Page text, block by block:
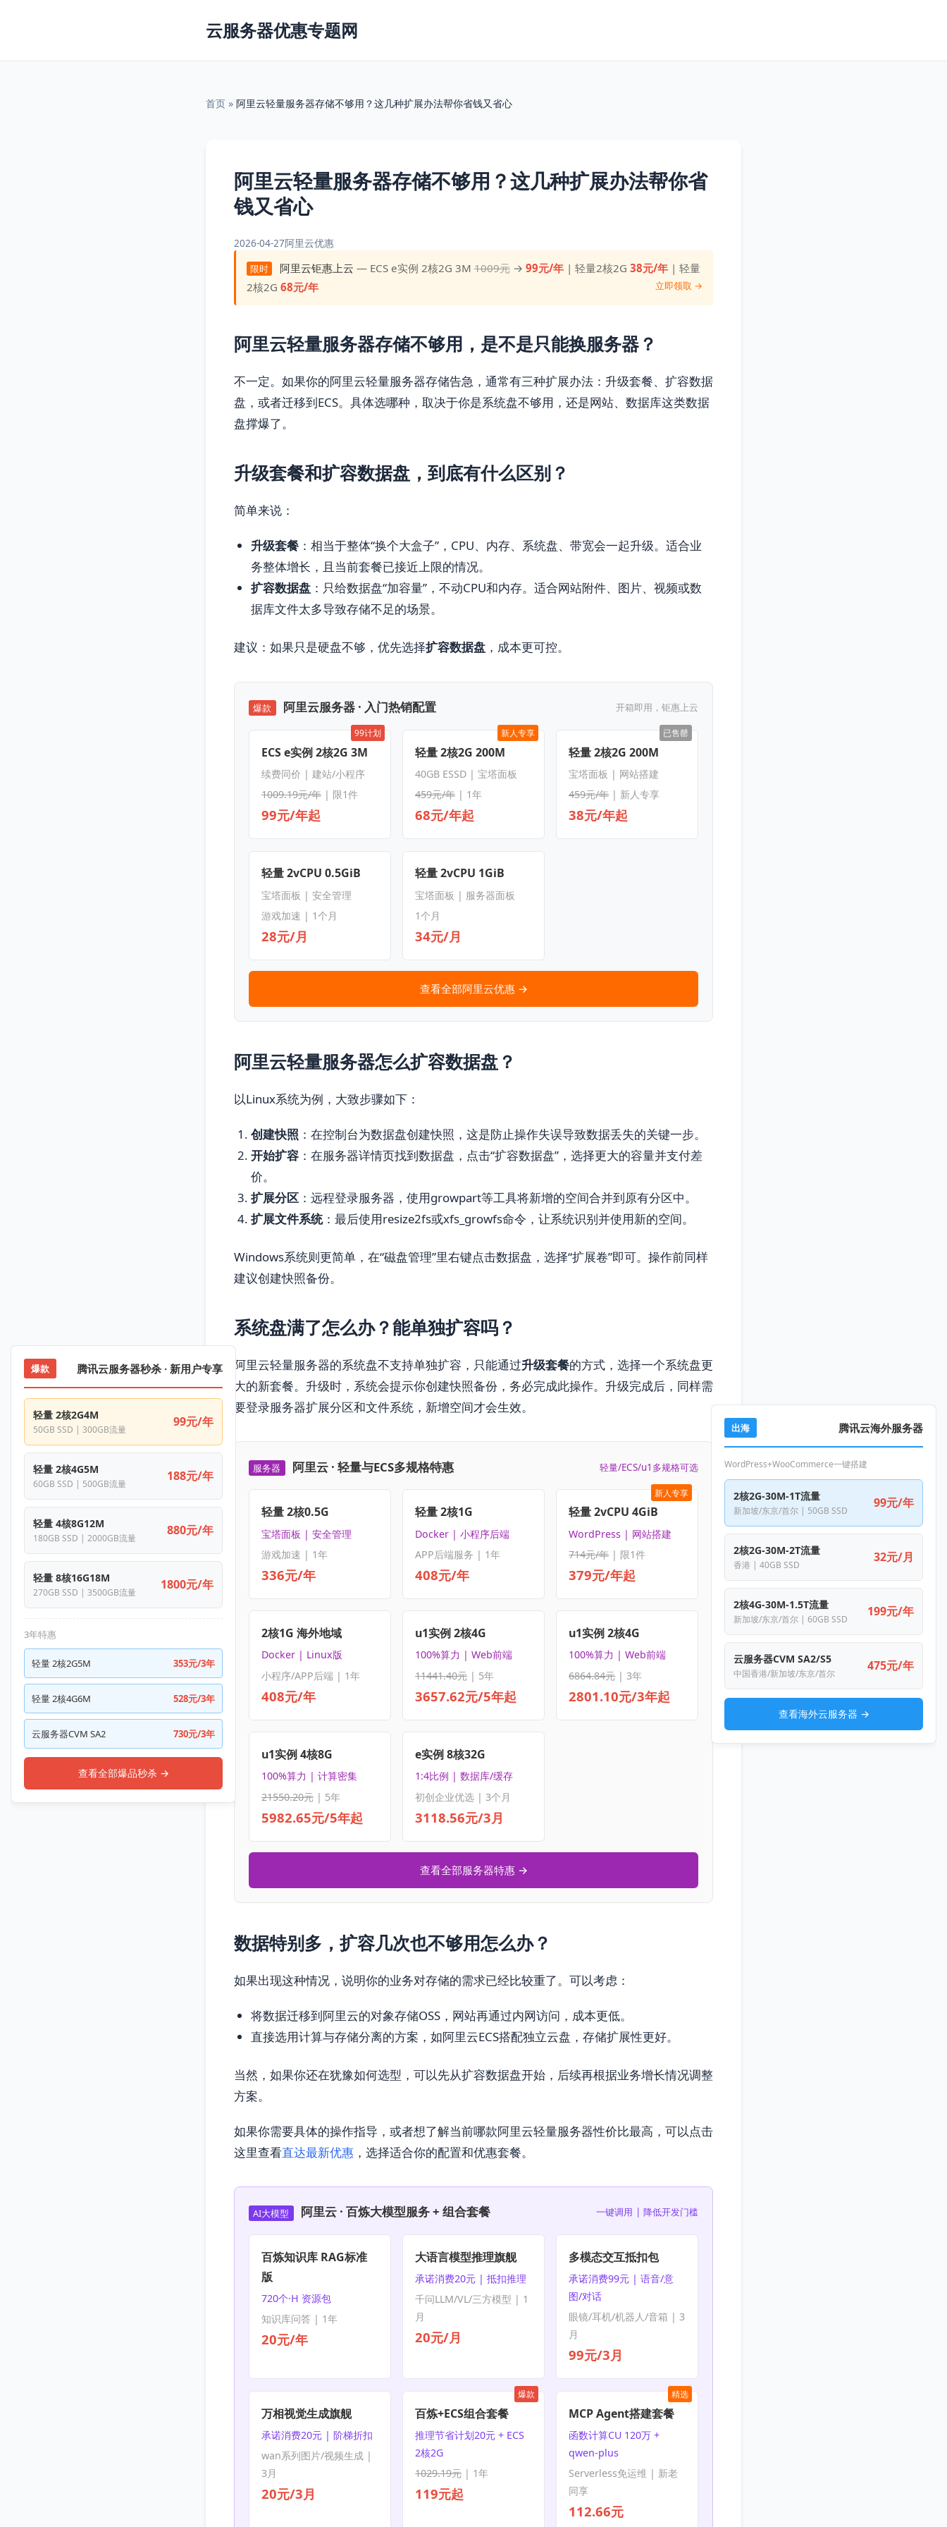
云服务器优惠专题网
首页 » 阿里云轻量服务器存储不够用？这几种扩展办法帮你省钱又省心
阿里云轻量服务器存储不够用？这几种扩展办法帮你省
钱又省心
2026-04-27阿里云优惠
限时 阿里云钜惠上云 — ECS e实例 2核2G 3M 1009元→ 99元/年| 轻量2核2G 38元/年| 轻量
2核2G68元/年 立即领取 →
阿里云轻量服务器存储不够用，是不是只能换服务器？
不一定。如果你的阿里云轻量服务器存储告急，通常有三种扩展办法：升级套餐、扩容数据
盘，或者迁移到ECS。具体选哪种，取决于你是系统盘不够用，还是网站、数据库这类数据
盘撑爆了。
升级套餐和扩容数据盘，到底有什么区别？
简单来说：
升级套餐 ：相当于整体“换个大盒子”，CPU、内存、系统盘、带宽会一起升级。适合业
务整体增长，且当前套餐已接近上限的情况。
扩容数据盘 ：只给数据盘“加容量”，不动CPU和内存。适合网站附件、图片、视频或数
据库文件太多导致存储不足的场景。
建议：如果只是硬盘不够，优先选择扩容数据盘 ，成本更可控。
爆款 阿里云服务器 · 入门热销配置 开箱即用，钜惠上云
99计划
ECS e实例 2核2G 3M
续费同价 | 建站/小程序
1009.19元/年| 限1件
99元/年起
新人专享
轻量 2核2G 200M
40GB ESSD | 宝塔面板
459元/年 | 1年
68元/年起
已售罄
轻量 2核2G 200M
宝塔面板 | 网站搭建
459元/年| 新人专享
38元/年起
轻量 2vCPU 0.5GiB
宝塔面板 | 安全管理
游戏加速 | 1个月
28元/月
轻量 2vCPU 1GiB
宝塔面板 | 服务器面板
1个月
34元/月
查看全部阿里云优惠 →
阿里云轻量服务器怎么扩容数据盘？
以Linux系统为例，大致步骤如下：
创建快照 ：在控制台为数据盘创建快照，这是防止操作失误导致数据丢失的关键一步。
开始扩容 ：在服务器详情页找到数据盘，点击“扩容数据盘”，选择更大的容量并支付差
价。
扩展分区 ：远程登录服务器，使用growpart等工具将新增的空间合并到原有分区中。
扩展文件系统：最后使用resize2fs或xfs_growfs命令，让系统识别并使用新的空间。
Windows系统则更简单，在“磁盘管理”里右键点击数据盘，选择“扩展卷”即可。操作前同样
建议创建快照备份。
系统盘满了怎么办？能单独扩容吗？
阿里云轻量服务器的系统盘不支持单独扩容，只能通过升级套餐的方式，选择一个系统盘更
大的新套餐。升级时，系统会提示你创建快照备份，务必完成此操作。升级完成后，同样需
要登录服务器扩展分区和文件系统，新增空间才会生效。
服务器 阿里云 · 轻量与ECS多规格特惠 轻量/ECS/u1多规格可选
轻量 2核0.5G
宝塔面板 | 安全管理
游戏加速 | 1年
336元/年
轻量 2核1G
Docker | 小程序后端
APP后端服务 | 1年
408元/年
新人专享
轻量 2vCPU 4GiB
WordPress | 网站搭建
714元/年| 限1件
379元/年起
2核1G 海外地域
Docker | Linux版
小程序/APP后端 | 1年
408元/年
u1实例 2核4G
100%算力 | Web前端
11441.40元 | 5年
3657.62元/5年起
u1实例 2核4G
100%算力 | Web前端
6864.84元| 3年
2801.10元/3年起
u1实例 4核8G
100%算力 | 计算密集
21550.20元| 5年
5982.65元/5年起
e实例 8核32G
1:4比例 | 数据库/缓存
初创企业优选 | 3个月
3118.56元/3月
查看全部服务器特惠 →
数据特别多，扩容几次也不够用怎么办？
如果出现这种情况，说明你的业务对存储的需求已经比较重了。可以考虑：
将数据迁移到阿里云的对象存储OSS，网站再通过内网访问，成本更低。
直接选用计算与存储分离的方案，如阿里云ECS搭配独立云盘，存储扩展性更好。
当然，如果你还在犹豫如何选型，可以先从扩容数据盘开始，后续再根据业务增长情况调整
方案。
如果你需要具体的操作指导，或者想了解当前哪款阿里云轻量服务器性价比最高，可以点击
这里查看直达最新优惠 ，选择适合你的配置和优惠套餐。
AI大模型 阿里云 · 百炼大模型服务 + 组合套餐 一键调用 | 降低开发门槛
百炼知识库 RAG标准
版
720个·H 资源包
知识库问答 | 1年
20元/年
大语言模型推理旗舰
承诺消费20元 | 抵扣推理
千问LLM/VL/三方模型 | 1
月
20元/月
多模态交互抵扣包
承诺消费99元 | 语音/意
图/对话
眼镜/耳机/机器人/音箱 | 3
月
99元/3月
万相视觉生成旗舰
承诺消费20元 | 阶梯折扣
wan系列图片/视频生成 |
3月
20元/3月
爆款
百炼+ECS组合套餐
推理节省计划20元 + ECS
2核2G
1029.19元 | 1年
119元起
精选
MCP Agent搭建套餐
函数计算CU 120万 +
qwen-plus
Serverless免运维 | 新老
同享
112.66元
爆款 腾讯云服务器秒杀 · 新用户专享
轻量 2核2G4M
50GB SSD | 300GB流量
99元/年
轻量 2核4G5M
60GB SSD | 500GB流量
188元/年
轻量 4核8G12M
180GB SSD | 2000GB流量
880元/年
轻量 8核16G18M
270GB SSD | 3500GB流量
1800元/年
3年特惠
轻量 2核2G5M 353元/3年
轻量 2核4G6M 528元/3年
云服务器CVM SA2 730元/3年
查看全部爆品秒杀 →
出海 腾讯云海外服务器
WordPress+WooCommerce一键搭建
2核2G-30M-1T流量
新加坡/东京/首尔 | 50GB SSD
99元/年
2核2G-30M-2T流量
香港 | 40GB SSD
32元/月
2核4G-30M-1.5T流量
新加坡/东京/首尔 | 60GB SSD
199元/年
云服务器CVM SA2/S5
中国香港/新加坡/东京/首尔
475元/年
查看海外云服务器 →